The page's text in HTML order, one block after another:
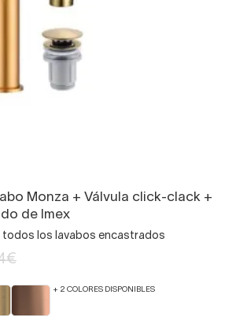
Monza + Válvula click-clack +
de Imex
todos los lavabos encastrados
+ 2 COLORES DISPONIBLES